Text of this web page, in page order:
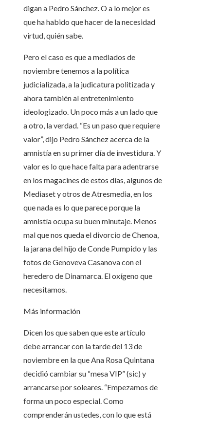
digan a Pedro Sánchez. O a lo mejor es
que ha habido que hacer de la necesidad
virtud, quién sabe.
Pero el caso es que a mediados de
noviembre tenemos a la política
judicializada, a la judicatura politizada y
ahora también al entretenimiento
ideologizado. Un poco más a un lado que
a otro, la verdad. “Es un paso que requiere
valor”, dijo Pedro Sánchez acerca de la
amnistía en su primer día de investidura. Y
valor es lo que hace falta para adentrarse
en los magacines de estos días, algunos de
Mediaset y otros de Atresmedia, en los
que nada es lo que parece porque la
amnistía ocupa su buen minutaje. Menos
mal que nos queda el divorcio de Chenoa,
la jarana del hijo de Conde Pumpido y las
fotos de Genoveva Casanova con el
heredero de Dinamarca. El oxígeno que
necesitamos.
Más información
Dicen los que saben que este artículo
debe arrancar con la tarde del 13 de
noviembre en la que Ana Rosa Quintana
decidió cambiar su “mesa VIP” (sic) y
arrancarse por soleares. “Empezamos de
forma un poco especial. Como
comprenderán ustedes, con lo que está